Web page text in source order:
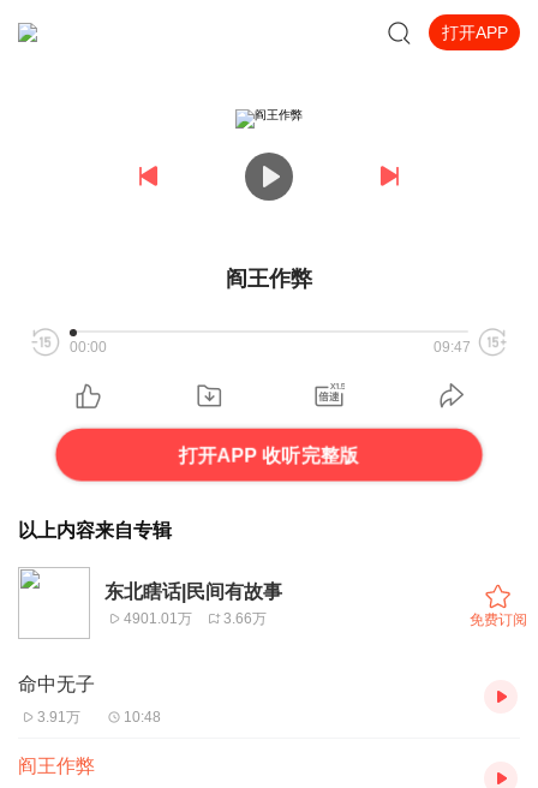
打开APP
阎王作弊
00:00 09:47
打开APP 收听完整版
以上内容来自专辑
东北瞎话|民间有故事
4901.01万 3.66万 免费订阅
命中无子
3.91万 10:48
阎王作弊